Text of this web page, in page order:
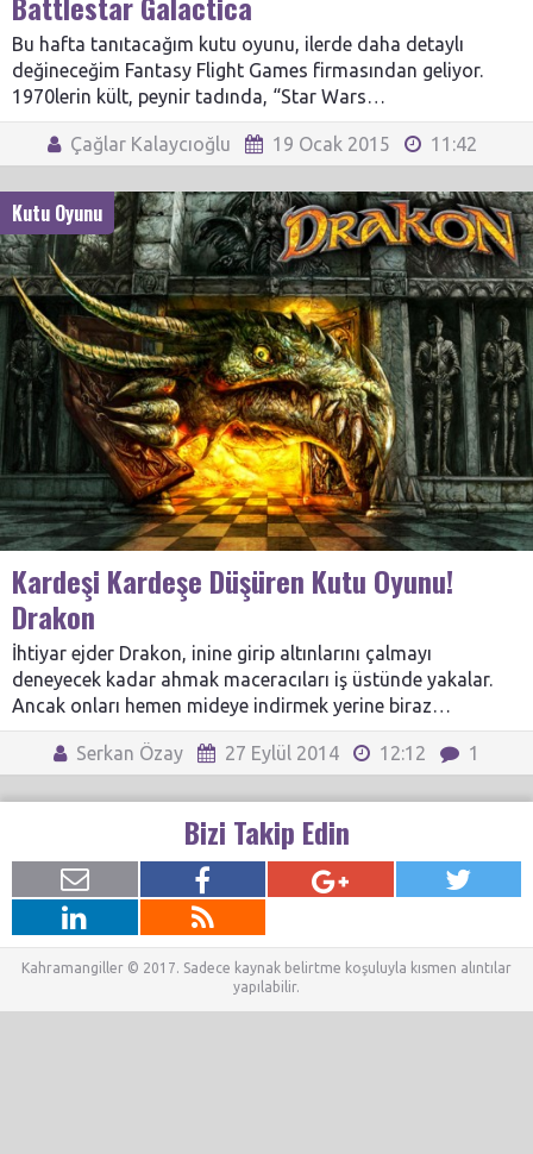
Bu hafta tanıtacağım kutu oyunu, ilerde daha detaylı
değineceğim Fantasy Flight Games firmasından geliyor.
1970lerin kült, peynir tadında, “Star Wars…
Çağlar Kalaycıoğlu 19 Ocak 2015 11:42
Kutu Oyunu
Kardeşi Kardeşe Düşüren Kutu Oyunu!
Drakon
İhtiyar ejder Drakon, inine girip altınlarını çalmayı
deneyecek kadar ahmak maceracıları iş üstünde yakalar.
Ancak onları hemen mideye indirmek yerine biraz…
Serkan Özay 27 Eylül 2014 12:12 1
Bizi Takip Edin
Kahramangiller © 2017. Sadece kaynak belirtme koşuluyla kısmen alıntılar
yapılabilir.